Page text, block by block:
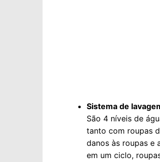
Sistema de
São 4 níveis de
tanto com roupas
danos às roupas e
em um ciclo,